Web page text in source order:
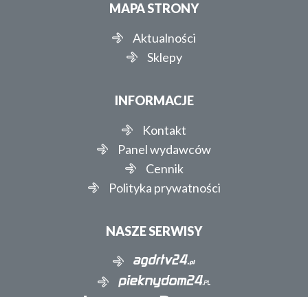
MAPA STRONY
Aktualności
Sklepy
INFORMACJE
Kontakt
Panel wydawców
Cennik
Polityka prywatności
NASZE SERWISY